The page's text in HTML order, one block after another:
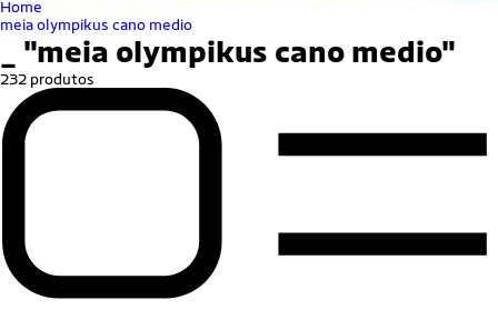
Home
meia olympikus cano medio
"meia olympikus cano medio"
232 produtos